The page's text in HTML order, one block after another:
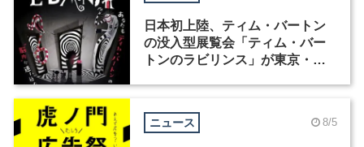
日本初上陸、ティム・バートン
の没入型展覧会「ティム・バー
トンのラビリンス」が東京・豊
ニュース 8/5